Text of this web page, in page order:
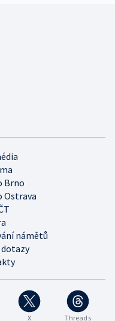
X Threads
Brno
Ostrava
námětů